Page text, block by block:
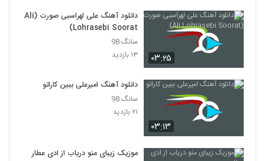
579
موزیک زیبای مثل رویایی از محمد نیکپور
Asalam)
۱,۵۰۱ بازدید
دانلود آهنگ خفه خون از محسن مهر
۱,۴۱۲ بازدید
آهنگ یاسین ترکی بنام یه چیزی میگه نه
۰۳:۲۵
دانلود آهنگ علی لهراسبی صورت (Ali
Lohrasebi Soorat)
سانگ 98
۱۳ بازدید
۰۳:۱۳
دانلود آهنگ امیرعلی ببین کاراتو
سانگ 98
۲۱ بازدید
موزیک زیبای منو دریاب از ادی عطار